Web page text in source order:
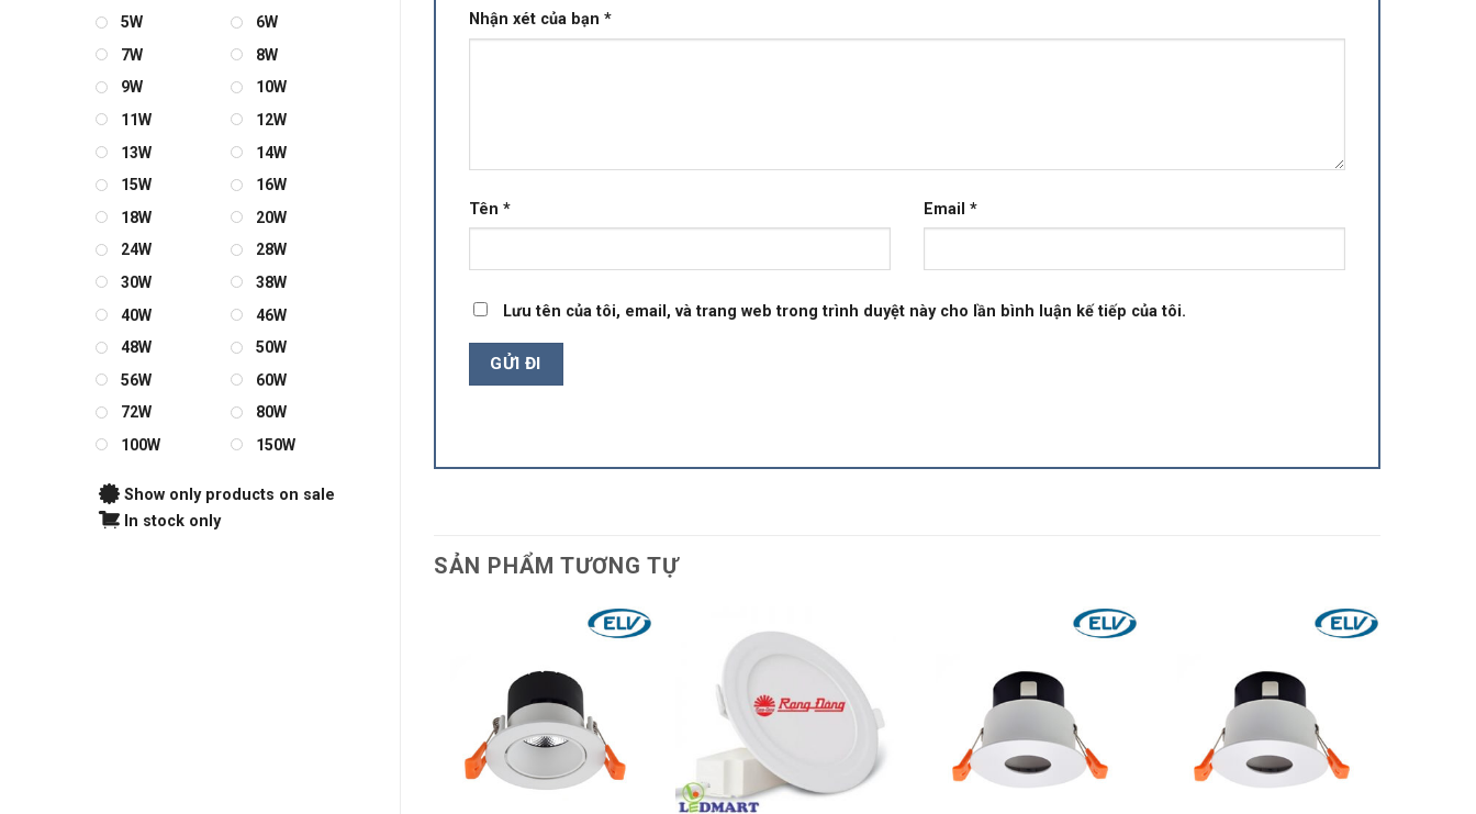
Nhận xét của bạn *
Tên * Email *
Lưu tên của tôi, email, và trang web trong trình duyệt này cho lần bình luận kế tiếp của tôi.
SẢN PHẨM TƯƠNG TỰ
5W
6W
7W
8W
9W
10W
11W
12W
13W
14W
15W
16W
18W
20W
24W
28W
30W
38W
40W
46W
48W
50W
56W
60W
72W
80W
100W
150W
Show only products on sale
In stock only